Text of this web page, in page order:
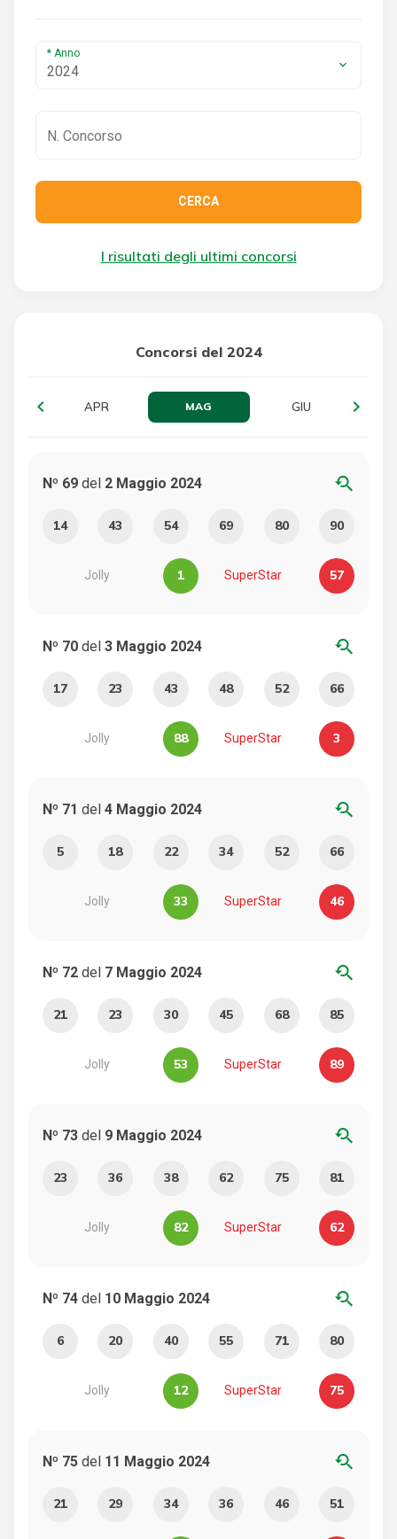
* Anno
2024
CERCA
I risultati degli ultimi concorsi
Concorsi del 2024
APR MAG GIU
chevron_left navigate_next
Nº 69 del 2 Maggio 2024 youtube_searched_for
14 43 54 69 80 90
Jolly 1 SuperStar 57
Nº 70 del 3 Maggio 2024 youtube_searched_for
17 23 43 48 52 66
Jolly 88 SuperStar 3
Nº 71 del 4 Maggio 2024 youtube_searched_for
5 18 22 34 52 66
Jolly 33 SuperStar 46
Nº 72 del 7 Maggio 2024 youtube_searched_for
21 23 30 45 68 85
Jolly 53 SuperStar 89
Nº 73 del 9 Maggio 2024 youtube_searched_for
23 36 38 62 75 81
Jolly 82 SuperStar 62
Nº 74 del 10 Maggio 2024 youtube_searched_for
6 20 40 55 71 80
Jolly 12 SuperStar 75
Nº 75 del 11 Maggio 2024 youtube_searched_for
21 29 34 36 46 51